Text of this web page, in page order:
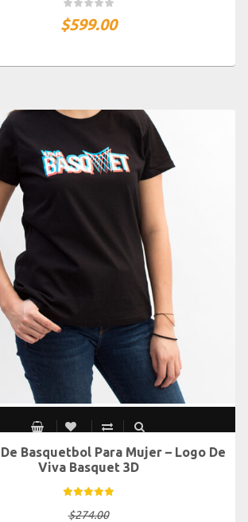
$599.00
CH M G XG
Basquetbol Para Mujer – Logo De
Viva Basquet 3D
$274.00